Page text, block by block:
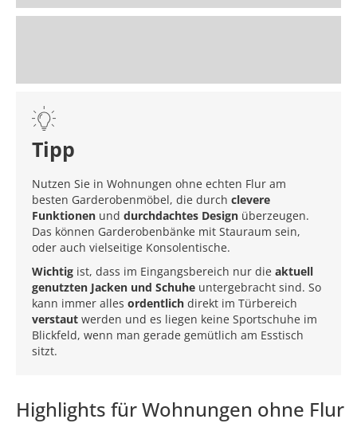
Tipp
Nutzen Sie in Wohnungen ohne echten Flur am
besten Garderobenmöbel, die durch clevere
Funktionen und durchdachtes Design überzeugen.
Das können Garderobenbänke mit Stauraum sein,
oder auch vielseitige Konsolentische.
Wichtig ist, dass im Eingangsbereich nur die aktuell
genutzten Jacken und Schuhe untergebracht sind. So
kann immer alles ordentlich direkt im Türbereich
verstaut werden und es liegen keine Sportschuhe im
Blickfeld, wenn man gerade gemütlich am Esstisch
sitzt.
Highlights für Wohnungen ohne Flur